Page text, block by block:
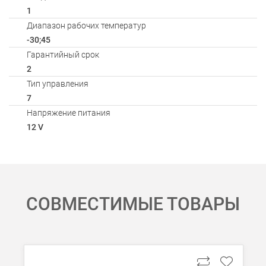
1
Диапазон рабочих температур
-30;45
Гарантийный срок
2
Тип управления
7
Напряжение питания
12 V
Онлайн оплата банковской картой
Загрузка товаров
СОВМЕСТИМЫЕ ТОВАРЫ